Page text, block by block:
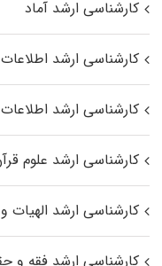
کارشناسی ارشد آماد
کارشناسی ارشد
کارشناسی ارشد
کارشناسی ارشد علوم
کارشناسی ارشد
کارشناسی ارشد فقه و